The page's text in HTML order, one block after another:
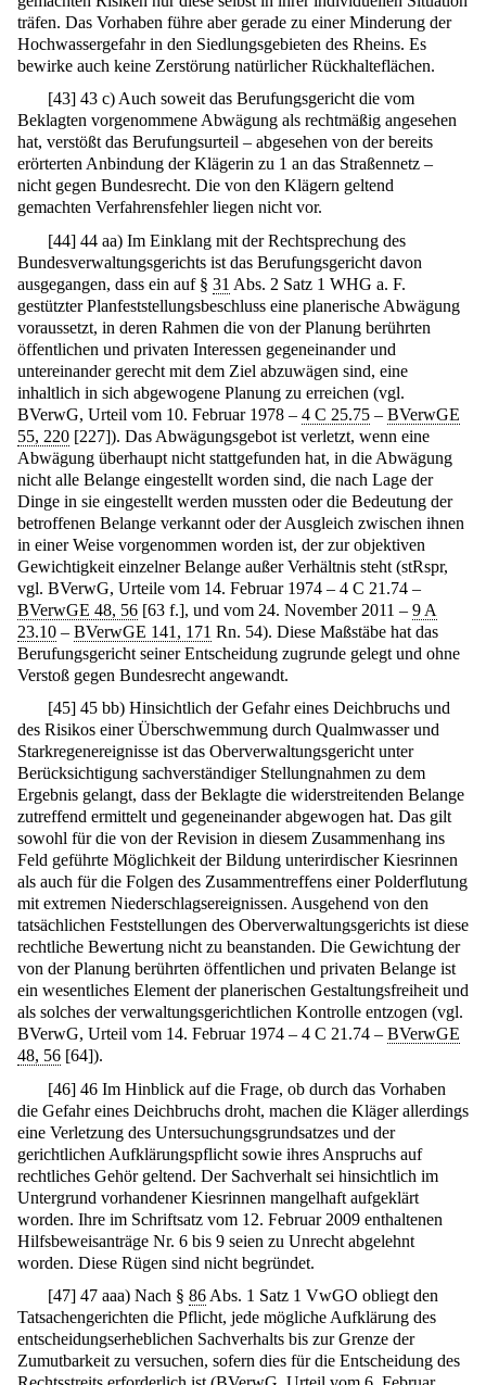
träfen. Das Vorhaben führe aber gerade zu einer Minderung der
Hochwassergefahr in den Siedlungsgebieten des Rheins. Es
bewirke auch keine Zerstörung natürlicher Rückhalteflächen.
[43] 43 c) Auch soweit das Berufungsgericht die vom
Beklagten vorgenommene Abwägung als rechtmäßig angesehen
hat, verstößt das Berufungsurteil – abgesehen von der bereits
erörterten Anbindung der Klägerin zu 1 an das Straßennetz –
nicht gegen Bundesrecht. Die von den Klägern geltend
gemachten Verfahrensfehler liegen nicht vor.
[44] 44 aa) Im Einklang mit der Rechtsprechung des
Bundesverwaltungsgerichts ist das Berufungsgericht davon
ausgegangen, dass ein auf § 31 Abs. 2 Satz 1 WHG a. F.
gestützter Planfeststellungsbeschluss eine planerische Abwägung
voraussetzt, in deren Rahmen die von der Planung berührten
öffentlichen und privaten Interessen gegeneinander und
untereinander gerecht mit dem Ziel abzuwägen sind, eine
inhaltlich in sich abgewogene Planung zu erreichen (vgl.
BVerwG, Urteil vom 10. Februar 1978 – 4 C 25.75 – BVerwGE
55, 220 [227]). Das Abwägungsgebot ist verletzt, wenn eine
Abwägung überhaupt nicht stattgefunden hat, in die Abwägung
nicht alle Belange eingestellt worden sind, die nach Lage der
Dinge in sie eingestellt werden mussten oder die Bedeutung der
betroffenen Belange verkannt oder der Ausgleich zwischen ihnen
in einer Weise vorgenommen worden ist, der zur objektiven
Gewichtigkeit einzelner Belange außer Verhältnis steht (stRspr,
vgl. BVerwG, Urteile vom 14. Februar 1974 – 4 C 21.74 –
BVerwGE 48, 56 [63 f.], und vom 24. November 2011 – 9 A
23.10 – BVerwGE 141, 171 Rn. 54). Diese Maßstäbe hat das
Berufungsgericht seiner Entscheidung zugrunde gelegt und ohne
Verstoß gegen Bundesrecht angewandt.
[45] 45 bb) Hinsichtlich der Gefahr eines Deichbruchs und
des Risikos einer Überschwemmung durch Qualmwasser und
Starkregenereignisse ist das Oberverwaltungsgericht unter
Berücksichtigung sachverständiger Stellungnahmen zu dem
Ergebnis gelangt, dass der Beklagte die widerstreitenden Belange
zutreffend ermittelt und gegeneinander abgewogen hat. Das gilt
sowohl für die von der Revision in diesem Zusammenhang ins
Feld geführte Möglichkeit der Bildung unterirdischer Kiesrinnen
als auch für die Folgen des Zusammentreffens einer Polderflutung
mit extremen Niederschlagsereignissen. Ausgehend von den
tatsächlichen Feststellungen des Oberverwaltungsgerichts ist diese
rechtliche Bewertung nicht zu beanstanden. Die Gewichtung der
von der Planung berührten öffentlichen und privaten Belange ist
ein wesentliches Element der planerischen Gestaltungsfreiheit und
als solches der verwaltungsgerichtlichen Kontrolle entzogen (vgl.
BVerwG, Urteil vom 14. Februar 1974 – 4 C 21.74 – BVerwGE
48, 56 [64]).
[46] 46 Im Hinblick auf die Frage, ob durch das Vorhaben
die Gefahr eines Deichbruchs droht, machen die Kläger allerdings
eine Verletzung des Untersuchungsgrundsatzes und der
gerichtlichen Aufklärungspflicht sowie ihres Anspruchs auf
rechtliches Gehör geltend. Der Sachverhalt sei hinsichtlich im
Untergrund vorhandener Kiesrinnen mangelhaft aufgeklärt
worden. Ihre im Schriftsatz vom 12. Februar 2009 enthaltenen
Hilfsbeweisanträge Nr. 6 bis 9 seien zu Unrecht abgelehnt
worden. Diese Rügen sind nicht begründet.
[47] 47 aaa) Nach §86Abs. 1 Satz 1 VwGO obliegt den
Tatsachengerichten die Pflicht, jede mögliche Aufklärung des
entscheidungserheblichen Sachverhalts bis zur Grenze der
Zumutbarkeit zu versuchen, sofern dies für die Entscheidung des